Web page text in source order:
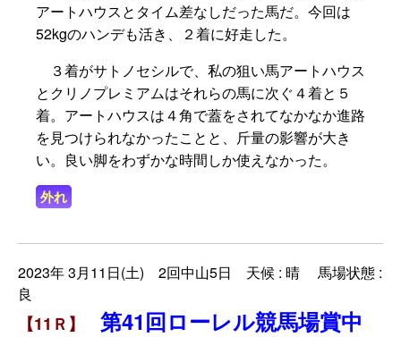
アートハウスとタイム差なしだった馬だ。今回は
52kgのハンデも活き、２着に好走した。
３着がサトノセシルで、私の狙い馬アートハウス
とクリノプレミアムはそれらの馬に次ぐ４着と５
着。アートハウスは４角で蓋をされてなかなか進路
を見つけられなかったことと、斤量の影響が大き
い。良い脚をわずかな時間しか使えなかった。
外れ
2023年 3月11日(土) 2回中山5日 天候 : 晴 馬場状態 :
良
【11Ｒ】 第41回ローレル競馬場賞中